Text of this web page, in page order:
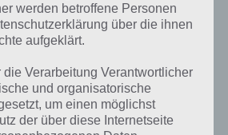
in Schiffe versenken App verschiedene
einem Gerät
Bluetooth
werden betroffene Personen
über die ihnen
aufgeklärt.
Verarbeitung Verantwortlicher
und organisatorische
um einen möglichst
der über diese Internetseite